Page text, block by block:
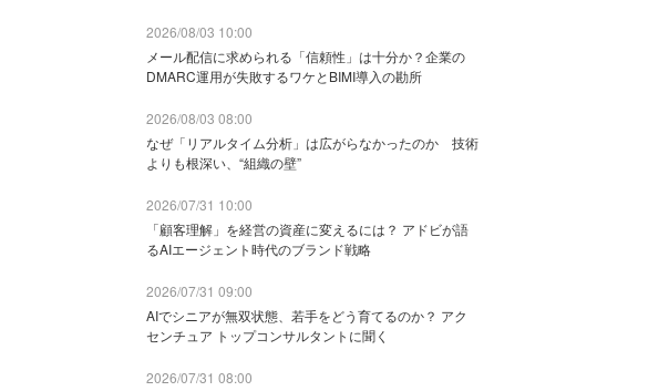
2026/08/03 10:00
メール配信に求められる「信頼性」は十分か？企業の
DMARC運用が失敗するワケとBIMI導入の勘所
2026/08/03 08:00
なぜ「リアルタイム分析」は広がらなかったのか 技術
よりも根深い、“組織の壁”
2026/07/31 10:00
「顧客理解」を経営の資産に変えるには？ アドビが語
るAIエージェント時代のブランド戦略
2026/07/31 09:00
AIでシニアが無双状態、若手をどう育てるのか？ アク
センチュア トップコンサルタントに聞く
2026/07/31 08:00